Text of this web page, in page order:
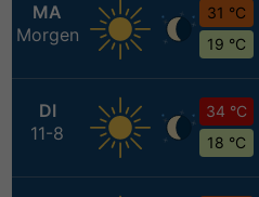
MA
Morgen
31 °C
19 °C
DI
11-8
34 °C
18 °C